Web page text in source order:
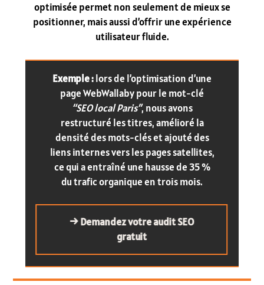
optimisée permet non seulement de mieux se
positionner, mais aussi d’offrir une expérience
utilisateur fluide.
Exemple :lors de l’optimisation d’une
page WebWallaby pour le mot-clé
“SEO local Paris”, nous avons
restructuré les titres, amélioré la
densité des mots-clés et ajouté des
liens internes vers les pages satellites,
ce qui a entraîné une hausse de 35 %
du trafic organique en trois mois.
→ Demandez votre audit SEO
gratuit